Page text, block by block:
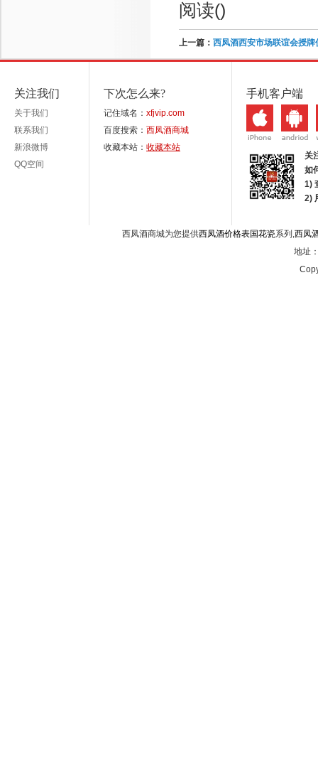
阅读()
上一篇： 西凤酒西安市场联谊会授牌
关注我们
关于我们
联系我们
新浪微博
QQ空间
下次怎么来?
记住域名： xfjvip.com
百度搜索： 西凤酒商城
收藏本站： 收藏本站
手机客户端
关
如
1)
2)
西凤酒商城为您提供西凤酒价格表国花瓷系列,西凤
地址